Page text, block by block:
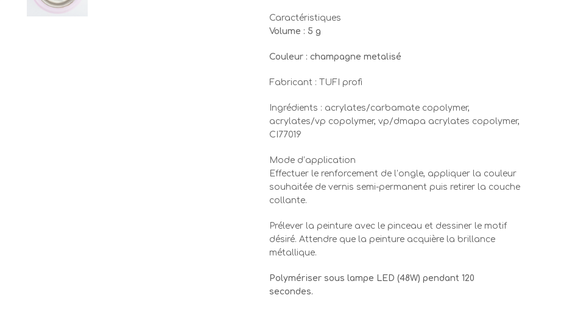
Caractéristiques
Volume : 5 g
Couleur : champagne metalisé
Fabricant : TUFI profi
Ingrédients : acrylates/carbamate copolymer,
acrylates/vp copolymer, vp/dmapa acrylates copolymer,
CI77019
Mode d’application
Effectuer le renforcement de l’ongle, appliquer la couleur
souhaitée de vernis semi-permanent puis retirer la couche
collante.
Prélever la peinture avec le pinceau et dessiner le motif
désiré. Attendre que la peinture acquière la brillance
métallique.
Polymériser sous lampe LED (48W) pendant 120
secondes.